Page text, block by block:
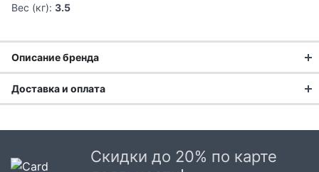
Вес (кг): 3.5
Описание бренда
Asabella – премиальный бренд постельного белья и
домашнего текстиля. Продукция Asabella популярна
представлены как классические комплекты с элегантным
и изысканным принтом, так и нежные, воздушные наборы,
Доставка и оплата
Доставка в Москве и области
В Москве и Московской области доставка курьером до
Скидки до 20% по карте